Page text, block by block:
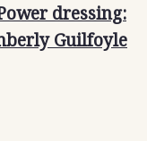
dressing:
Guilfoyle